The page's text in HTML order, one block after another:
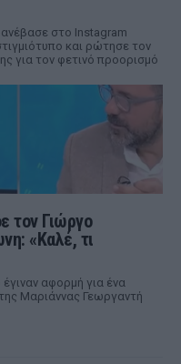
στο Instagram
και ρώτησε τον
για τον φετινό προορισμό
τον Γιώργο
«Καλέ, τι
αφορμή για ένα
Μαριάννας Γεωργαντή